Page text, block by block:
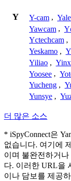
Y Y-cam , Yale
Yawcam ,
Yctechcam ,
Yeskamo ,
Yiliao ,
Yoosee ,
Yucheng ,
Yunsye ,
더 많은 소스
* iSpyConnect은
없습니다. 여기에
이며 불완전하거
다. 이러한 URL을
이나 담보를 제공